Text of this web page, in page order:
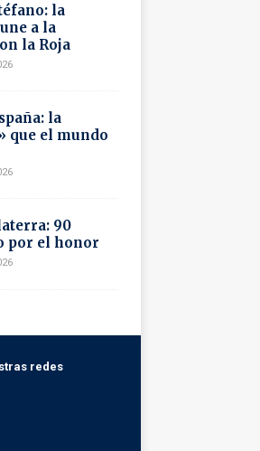
la
a la
la Roja
la
que el mundo
90
por el honor
redes